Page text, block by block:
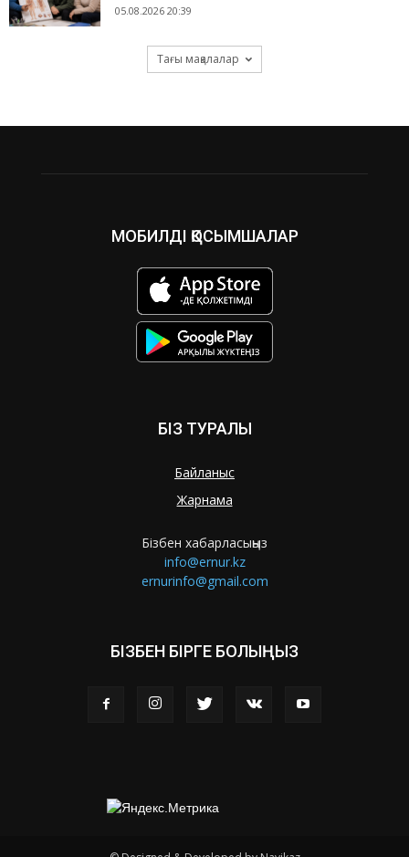
05.08.2026 20:39
Тағы мақалалар
МОБИЛДІ ҚОСЫМШАЛАР
БІЗ ТУРАЛЫ
Байланыс
Жарнама
Бізбен хабарласыңыз
info@ernur.kz
ernurinfo@gmail.com
БІЗБЕН БІРГЕ БОЛЫҢЫЗ